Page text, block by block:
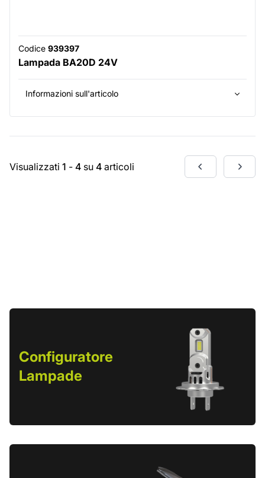
Codice 939397
Lampada BA20D 24V
Informazioni sull'articolo
Visualizzati 1 - 4 su 4 articoli
Configuratore
Lampade